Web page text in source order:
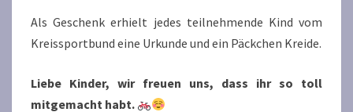
Als Geschenk erhielt jedes teilnehmende Kind vom
Kreissportbund eine Urkunde und ein Päckchen Kreide.
Liebe Kinder, wir freuen uns, dass ihr so toll
mitgemacht habt.